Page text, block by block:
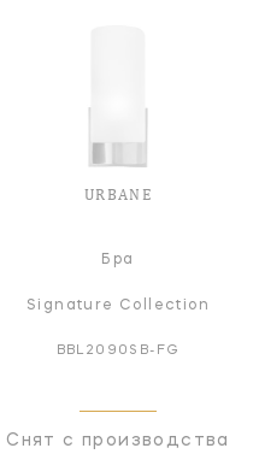
URBANE
Бра
Signature Collection
BBL2090SB-FG
Снят с производства